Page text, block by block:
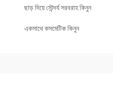
ছাড় দিয়ে সৌন্দর্য সরবরাহ কিনুন
একসাথে কসমেটিক কিনুন